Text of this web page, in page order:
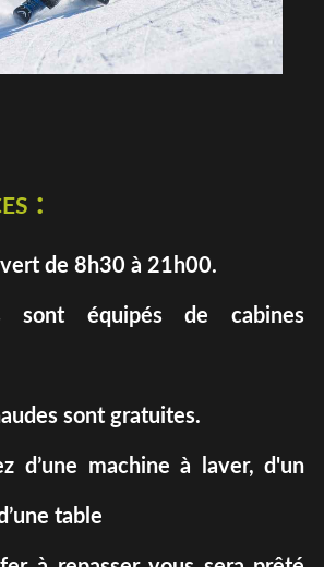
:
de 8h30 à 21h00.
sont équipés de cabines
sont gratuites.
d’une machine à laver, d'un
table